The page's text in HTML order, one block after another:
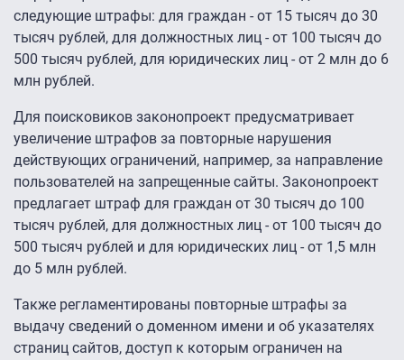
следующие штрафы: для граждан - от 15 тысяч до 30
тысяч рублей, для должностных лиц - от 100 тысяч до
500 тысяч рублей, для юридических лиц - от 2 млн до 6
млн рублей.
Для поисковиков законопроект предусматривает
увеличение штрафов за повторные нарушения
действующих ограничений, например, за направление
пользователей на запрещенные сайты. Законопроект
предлагает штраф для граждан от 30 тысяч до 100
тысяч рублей, для должностных лиц - от 100 тысяч до
500 тысяч рублей и для юридических лиц - от 1,5 млн
до 5 млн рублей.
Также регламентированы повторные штрафы за
выдачу сведений о доменном имени и об указателях
страниц сайтов, доступ к которым ограничен на